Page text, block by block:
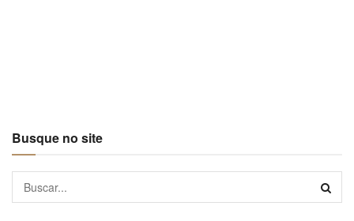
Busque no site